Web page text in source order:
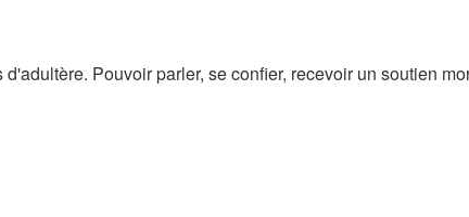
Pouvoir parler, se confier, recevoir un soutien